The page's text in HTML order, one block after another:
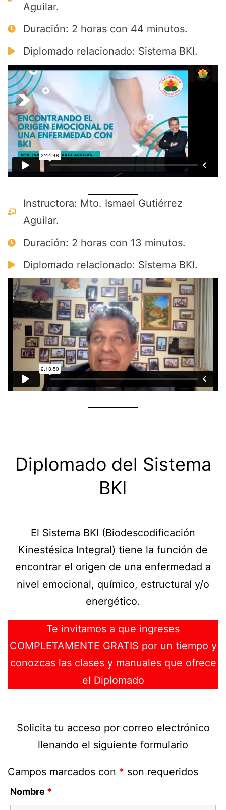
Aguilar.
Duración: 2 horas con 44 minutos.
Diplomado relacionado: Sistema BKI.
Instructora: Mto. Ismael Gutiérrez
Aguilar.
Duración: 2 horas con 13 minutos.
Diplomado relacionado: Sistema BKI.
Diplomado del Sistema
BKI
El Sistema BKI (Biodescodificación
Kinestésica Integral) tiene la función de
encontrar el origen de una enfermedad a
nivel emocional, químico, estructural y/o
energético.
Te invitamos a que ingreses
COMPLETAMENTE GRATIS por un tiempo y
conozcas las clases y manuales que ofrece
el Diplomado
Solicita tu acceso por correo electrónico
llenando el siguiente formulario
Campos marcados con * son requeridos
Nombre *